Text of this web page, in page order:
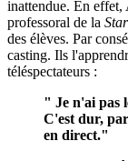
inattendue. En
professoral de la
des élèves. Par
casting. Ils
téléspectateurs :
" Je n'ai pas
C'est dur,
en direct."